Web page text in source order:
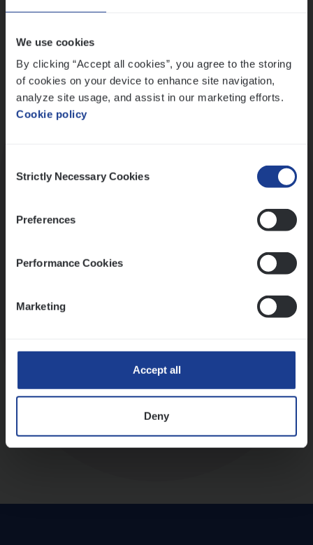
We use cookies
By clicking “Accept all cookies”, you agree to the storing
of cookies on your device to enhance site navigation,
analyze site usage, and assist in our marketing efforts.
Cookie policy
Selection
Strictly Necessary Cookies
Preferences
Performance Cookies
Marketing
Accept all
Deny